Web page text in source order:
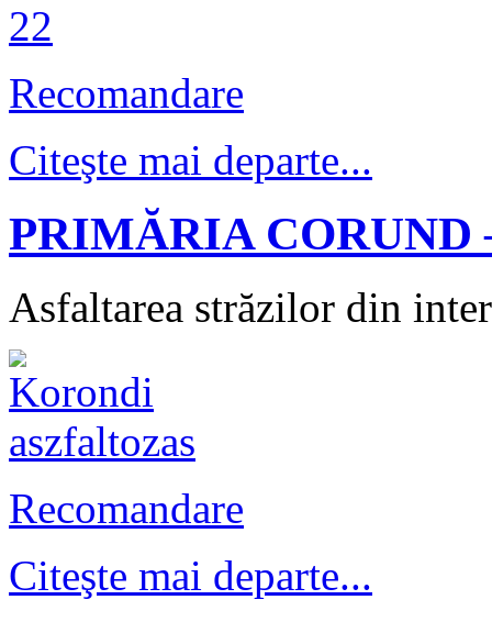
Recomandare
Citeşte mai departe...
PRIMĂRIA CORUND
Asfaltarea străzilor din
Recomandare
Citeşte mai departe...